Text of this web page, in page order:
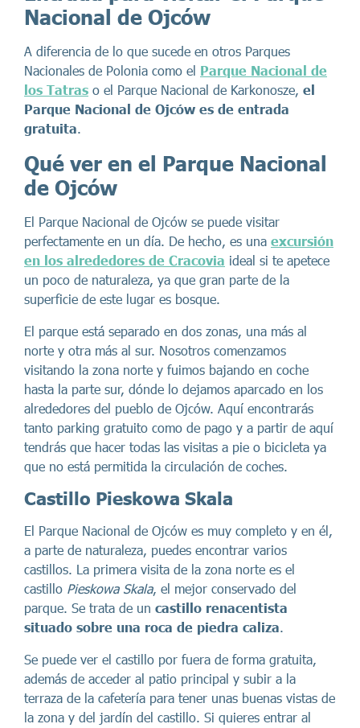
Nacional de Ojców
A diferencia de lo que sucede en otros Parques
Nacionales de Polonia como el Parque Nacional de
los Tatras o el Parque Nacional de Karkonosze, el
Parque Nacional de Ojców es de entrada
gratuita.
Qué ver en el Parque Nacional
de Ojców
El Parque Nacional de Ojców se puede visitar
perfectamente en un día. De hecho, es una excursión
en los alrededores de Cracovia ideal si te apetece
un poco de naturaleza, ya que gran parte de la
superficie de este lugar es bosque.
El parque está separado en dos zonas, una más al
norte y otra más al sur. Nosotros comenzamos
visitando la zona norte y fuimos bajando en coche
hasta la parte sur, dónde lo dejamos aparcado en los
alrededores del pueblo de Ojców. Aquí encontrarás
tanto parking gratuito como de pago y a partir de aquí
tendrás que hacer todas las visitas a pie o bicicleta ya
que no está permitida la circulación de coches.
Castillo Pieskowa Skala
El Parque Nacional de Ojców es muy completo y en él,
a parte de naturaleza, puedes encontrar varios
castillos. La primera visita de la zona norte es el
castillo Pieskowa Skala, el mejor conservado del
parque. Se trata de un castillo renacentista
situado sobre una roca de piedra caliza.
Se puede ver el castillo por fuera de forma gratuita,
además de acceder al patio principal y subir a la
terraza de la cafetería para tener unas buenas vistas de
la zona y del jardín del castillo. Si quieres entrar al